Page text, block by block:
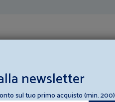
newsletter
sul tuo primo acquisto (min. 200)